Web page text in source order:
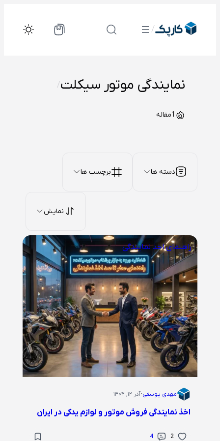
/
نمایندگی موتور سیکلت/
1مقاله
دسته ها برچسب ها
نمایش
راهنمای اخذ نمایندگی
مهدی یوسفی·آذر ۱۲, ۱۴۰۴
اخذ نمایندگی فروش موتور و لوازم یدکی در ایران
2
4